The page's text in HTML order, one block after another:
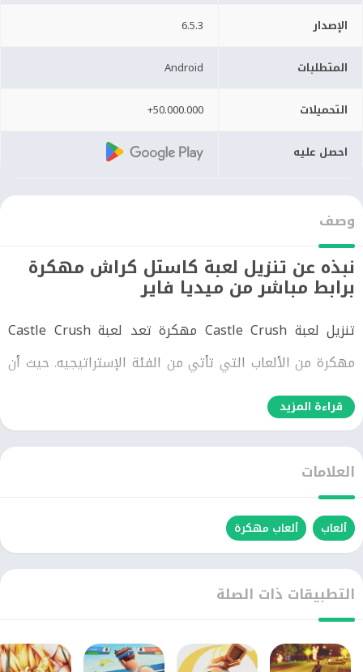
الإصدار 6.5.3
المتطلبات Android
التحميلات 50.000.000+
احصل عليه
وصف
نبذه عن تنزيل لعبة كاستل كراش مهكرة
برابط مباشر من ميديا فاير
تنزيل لعبة Castle Crush مهكرة تعد لعبة Castle Crush
مهكرة من الألعاب التي تأتي من الفئة الإستراتيجيه. حيث أن
اللعبة تقوم علي اللعب المتعدد للاعبين من جميع أنحاء العالم.
حتي يقومون بالمحاريه مع بعضهم البعض في طابع فريد من
كاستل كراش مهكرة يقومو اللاعبين ببناء القلاع وتطوير القلاع
الخاصه بهم. حتي يتمكن من الهجوم علي القلاع الأخري التي
تمتلكها الأعداء حتي تقوم بقتل جميع المحاربين الأخرين
والقضاء عليهم.
تقوم بإستخدامهم. حتي تقوم بمحاربة المحاربين الأخرون في
قراءة المزيد
العلامات
ألعاب ألعاب مهكرة
التطبيقات ذات الصلة